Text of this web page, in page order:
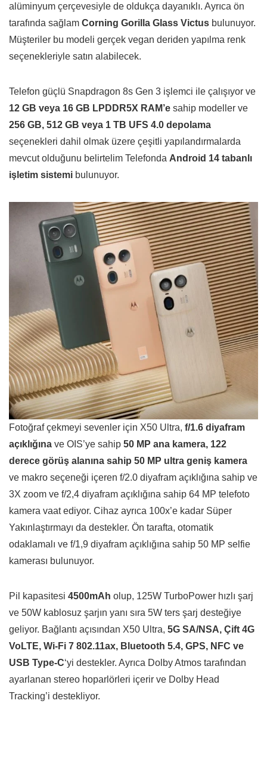
alüminyum çerçevesiyle de oldukça dayanıklı. Ayrıca ön
tarafında sağlam Corning Gorilla Glass Victus bulunuyor.
Müşteriler bu modeli gerçek vegan deriden yapılma renk
seçenekleriyle satın alabilecek.
Telefon güçlü Snapdragon 8s Gen 3 işlemci ile çalışıyor ve
12 GB veya 16 GB LPDDR5X RAM’e sahip modeller ve
256 GB, 512 GB veya 1 TB UFS 4.0 depolama
seçenekleri dahil olmak üzere çeşitli yapılandırmalarda
mevcut olduğunu belirtelim Telefonda Android 14 tabanlı
işletim sistemi bulunuyor.
Fotoğraf çekmeyi sevenler için X50 Ultra, f/1.6 diyafram
açıklığına ve OIS’ye sahip 50 MP ana kamera, 122
derece görüş alanına sahip 50 MP ultra geniş kamera
ve makro seçeneği içeren f/2.0 diyafram açıklığına sahip ve
3X zoom ve f/2,4 diyafram açıklığına sahip 64 MP telefoto
kamera vaat ediyor. Cihaz ayrıca 100x’e kadar Süper
Yakınlaştırmayı da destekler. Ön tarafta, otomatik
odaklamalı ve f/1,9 diyafram açıklığına sahip 50 MP selfie
kamerası bulunuyor.
Pil kapasitesi 4500mAh olup, 125W TurboPower hızlı şarj
ve 50W kablosuz şarjın yanı sıra 5W ters şarj desteğiye
geliyor. Bağlantı açısından X50 Ultra, 5G SA/NSA, Çift 4G
VoLTE, Wi-Fi 7 802.11ax, Bluetooth 5.4, GPS, NFC ve
USB Type-C‘yi destekler. Ayrıca Dolby Atmos tarafından
ayarlanan stereo hoparlörleri içerir ve Dolby Head
Tracking’i destekliyor.